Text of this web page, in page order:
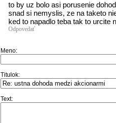
to by uz bolo asi porusenie
snad si nemyslis, ze na taketo
ked to napadlo teba tak to urcite
Odpovedať
Meno:
Titulok:
Text: